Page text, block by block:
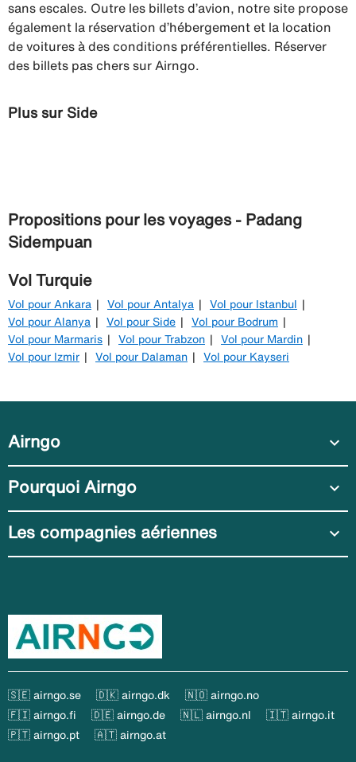
sans escales. Outre les billets d’avion, notre site propose
également la réservation d’hébergement et la location
de voitures à des conditions préférentielles. Réserver
des billets pas chers sur Airngo.
Plus sur Side
Propositions pour les voyages - Padang
Sidempuan
Vol Turquie
Vol pour Ankara Vol pour Antalya
Vol pour Istanbul
Vol pour Alanya
Vol pour Side
Vol pour Bodrum
Vol pour Marmaris
Vol pour Trabzon
Vol pour Mardin
Vol pour Izmir
Vol pour Dalaman Vol pour Kayseri
Airngo expand_more
Pourquoi Airngo expand_more
Les compagnies aériennes expand_more
🇸🇪 airngo.se 🇩🇰 airngo.dk
🇳🇴 airngo.no
🇫🇮 airngo.fi
🇩🇪 airngo.de 🇳🇱 airngo.nl
🇮🇹 airngo.it
🇵🇹 airngo.pt
🇦🇹 airngo.at